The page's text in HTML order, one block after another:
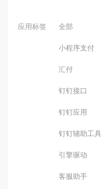
应用标签 全部
小程序支付
汇付
钉钉接口
钉钉应用
钉钉辅助工具
引擎驱动
客服助手